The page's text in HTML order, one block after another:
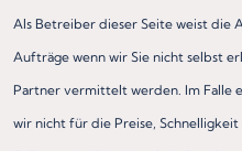
Als Betreiber dieser Seite weist die
Aufträge wenn wir Sie nicht selbst
Partner vermittelt werden. Im Falle
wir nicht für die Preise,